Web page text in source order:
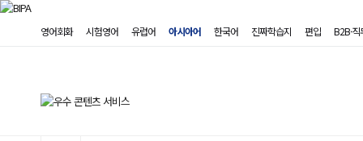
영어회화 시험영어 유럽어 아시아어 한국어 진짜학습지 편입 B2B·